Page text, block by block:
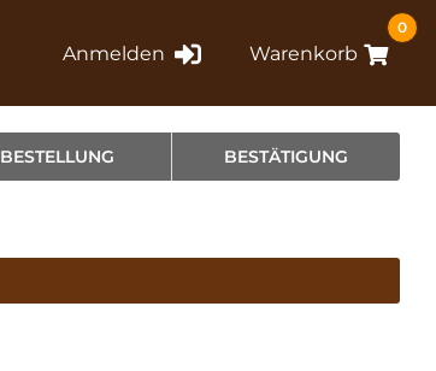
Anmelden Warenkorb
0
BESTELLUNG BESTÄTIGUNG